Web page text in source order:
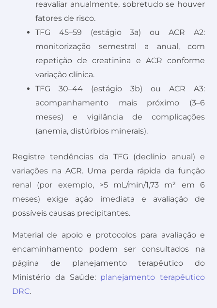
reavaliar anualmente, sobretudo se houver
fatores de risco.
TFG 45–59 (estágio 3a) ou ACR A2:
monitorização semestral a anual, com
repetição de creatinina e ACR conforme
variação clínica.
TFG 30–44 (estágio 3b) ou ACR A3:
acompanhamento mais próximo (3–6
meses) e vigilância de complicações
(anemia, distúrbios minerais).
Registre tendências da TFG (declínio anual) e
variações na ACR. Uma perda rápida da função
renal (por exemplo, >5 mL/min/1,73 m² em 6
meses) exige ação imediata e avaliação de
possíveis causas precipitantes.
Material de apoio e protocolos para avaliação e
encaminhamento podem ser consultados na
página de planejamento terapêutico do
Ministério da Saúde: planejamento terapêutico
DRC.